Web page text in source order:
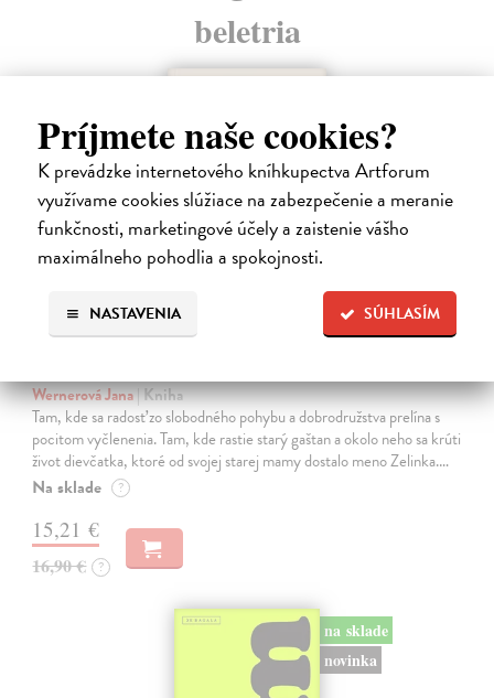
Príjmete naše cookies?
K prevádzke internetového kníhkupectva Artforum
využívame cookies slúžiace na zabezpečenie a meranie
funkčnosti, marketingové účely a zaistenie vášho
maximálneho pohodlia a spokojnosti.
SÚHLASÍM
NASTAVENIA
beletria
Wernerová Jana| Kniha
Tam, kde sa radosť zo slobodného pohybu a dobrodružstva prelína s
pocitom vyčlenenia. Tam, kde rastie starý gaštan a okolo neho sa krúti
život dievčatka, ktoré od svojej starej mamy dostalo meno Zelinka.…
Na sklade ?
15,21 €
16,90 € ?
na sklade
novinka